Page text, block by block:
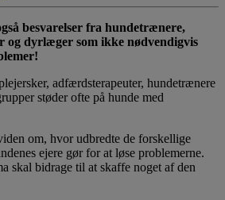
besvarelser fra hundetrænere,
og dyrlæger som ikke nødvendigvis
adfærdsterapeuter, hundetrænere
støder ofte på hunde med
om, hvor udbredte de forskellige
ejere gør for at løse problemerne.
skal bidrage til at skaffe noget af den